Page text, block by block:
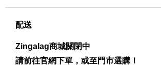
配送
Zingalag商城關閉中
請前往官網下單，或至門市選購！